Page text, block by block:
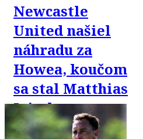
Newcastle
United našiel
náhradu za
Howea, koučom
sa stal Matthias
Jaissle